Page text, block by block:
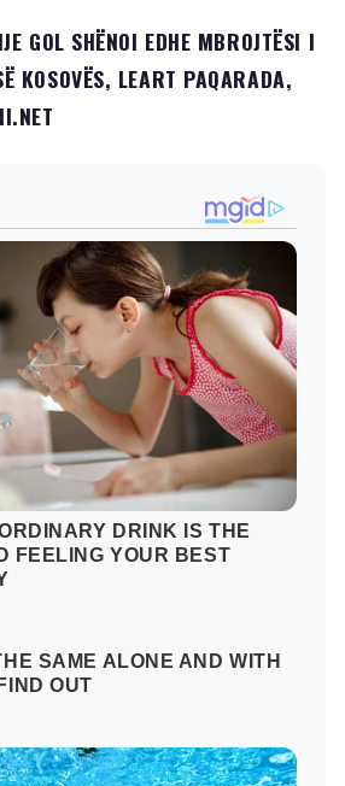
GOL SHËNOI EDHE MBROJTËSI I
KOSOVËS, LEART PAQARADA,